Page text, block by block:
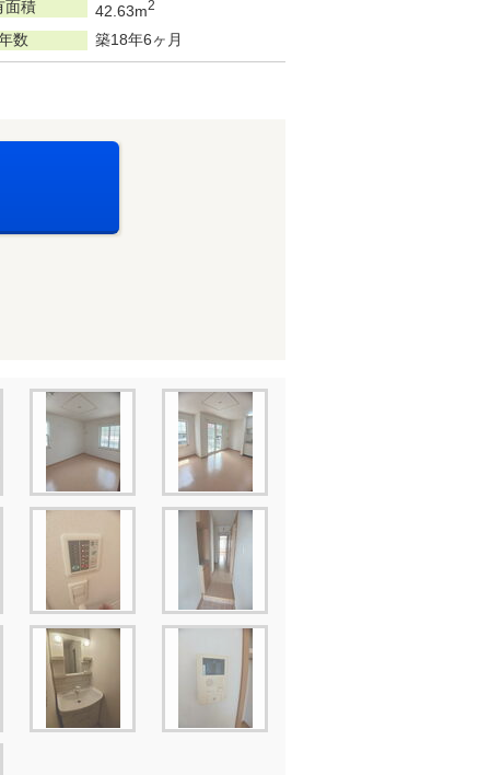
面積 42.63m2
数 築18年6ヶ月